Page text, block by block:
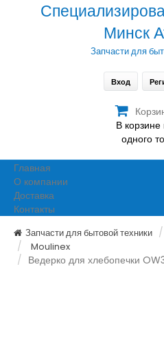
Минск
Запчасти для
Вход
В корзине
одного
Главная
О компании
Доставка
Контакты
Запчасти для бытовой техники
Moulinex
Ведерко для хлебопечки